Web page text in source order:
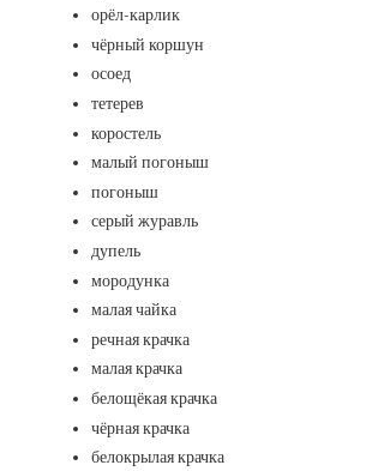
орёл-карлик
чёрный коршун
осоед
тетерев
коростель
малый погоныш
погоныш
серый журавль
дупель
мородунка
малая чайка
речная крачка
малая крачка
белощёкая крачка
чёрная крачка
белокрылая крачка